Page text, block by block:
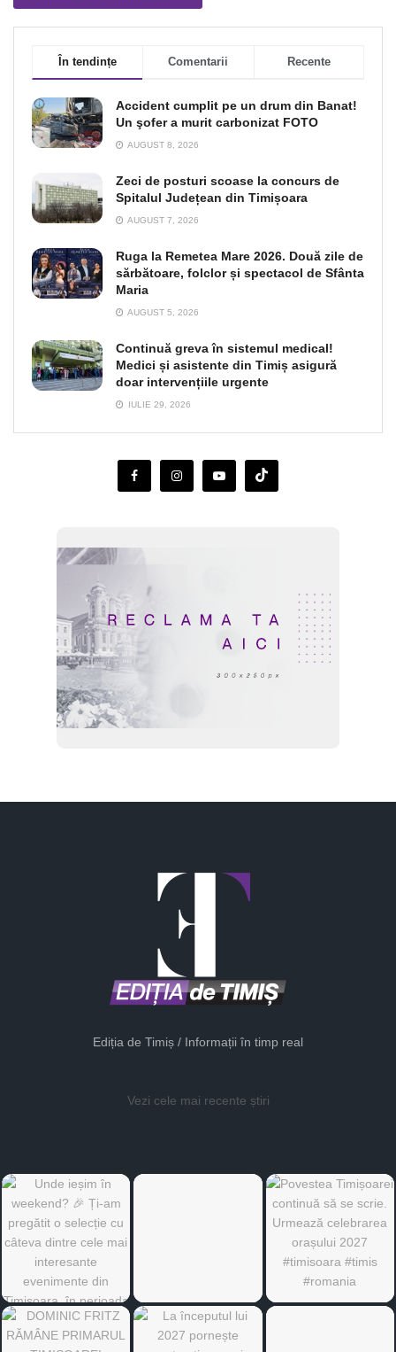
În tendințe Comentarii Recente
Accident cumplit pe un drum din Banat!
Un şofer a murit carbonizat FOTO
AUGUST 8, 2026
Zeci de posturi scoase la concurs de
Spitalul Județean din Timișoara
AUGUST 7, 2026
Ruga la Remetea Mare 2026. Două zile de
sărbătoare, folclor și spectacol de Sfânta
Maria
AUGUST 5, 2026
Continuă greva în sistemul medical!
Medici și asistente din Timiș asigură
doar intervențiile urgente
IULIE 29, 2026
Ediția de Timiș / Informații în timp real
Vezi cele mai recente știri